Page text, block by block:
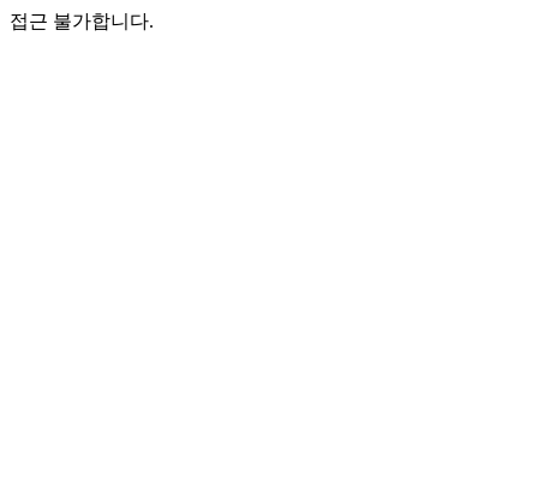
접근 불가합니다.